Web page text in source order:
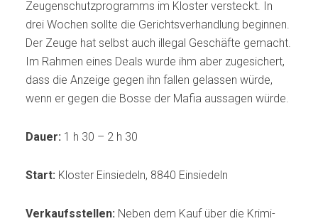
Zeugenschutzprogramms im Kloster versteckt. In
drei Wochen sollte die Gerichtsverhandlung beginnen.
Der Zeuge hat selbst auch illegal Geschäfte gemacht.
Im Rahmen eines Deals wurde ihm aber zugesichert,
dass die Anzeige gegen ihn fallen gelassen würde,
wenn er gegen die Bosse der Mafia aussagen würde.
Dauer: 1 h 30 – 2 h 30
Start: Kloster Einsiedeln, 8840 Einsiedeln
Verkaufsstellen: Neben dem Kauf über die Krimi-